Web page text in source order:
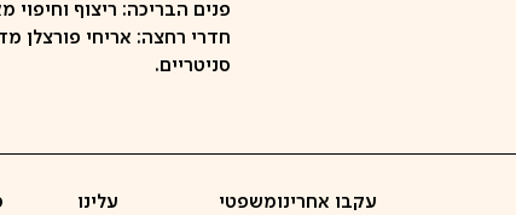
פנים הבריכה: ריצוף וחיפוי
חדרי רחצה: אריחי פורצלן
סניטריים.
עקבו אחרינומשפטי עלינו